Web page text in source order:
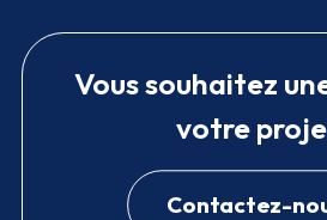
Vous souhaitez
votre
Contactez-